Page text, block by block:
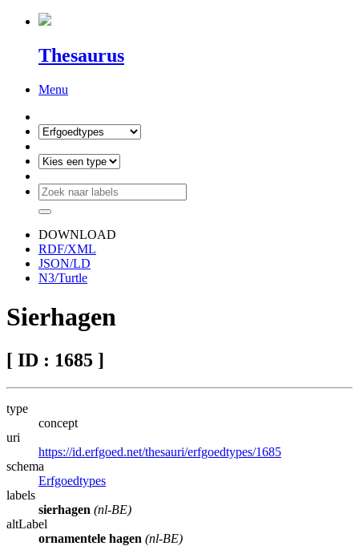
Thesaurus
Menu
DOWNLOAD
RDF/XML
JSON/LD
N3/Turtle
Sierhagen
[ ID : 1685 ]
type
concept
uri
https://id.erfgoed.net/thesauri/erfgoedtypes/1685
schema
Erfgoedtypes
labels
sierhagen (nl-BE)
altLabel
ornamentele hagen (nl-BE)